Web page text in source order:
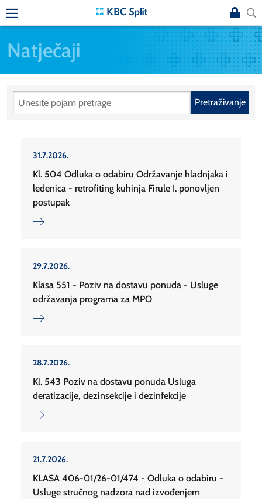
Natječaji
Pretraživanje
31.7.2026.
Kl. 504 Odluka o odabiru Održavanje hladnjaka i
ledenica - retrofiting kuhinja Firule I. ponovljen
postupak
29.7.2026.
Klasa 551 - Poziv na dostavu ponuda - Usluge
održavanja programa za MPO
28.7.2026.
Kl. 543 Poziv na dostavu ponuda Usluga
deratizacije, dezinsekcije i dezinfekcije
21.7.2026.
KLASA 406-01/26-01/474 - Odluka o odabiru -
Usluge stručnog nadzora nad izvođenjem